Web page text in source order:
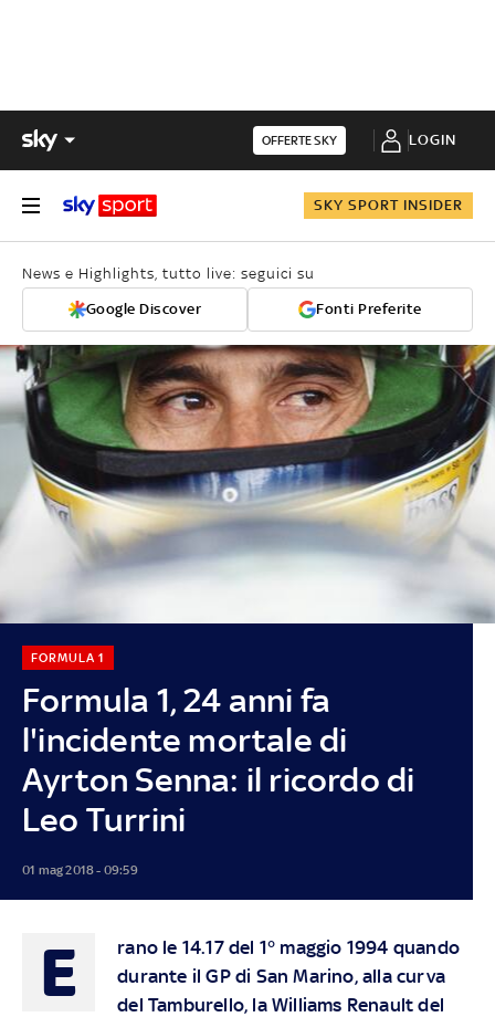
OFFERTE SKY LOGIN
SKY SPORT INSIDER
News e Highlights, tutto live: seguici su
Google Discover Fonti Preferite
Formula 1, 24 anni fa
l'incidente mortale di
Ayrton Senna: il ricordo di
Leo Turrini
FORMULA 1
01 mag 2018 - 09:59
E
rano le 14.17 del 1° maggio 1994 quando
durante il GP di San Marino, alla curva
del Tamburello, la Williams Renault del